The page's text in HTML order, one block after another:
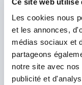
Les cookies nous
et les annonces,
médias sociaux et
partageons
notre site avec
publicité et